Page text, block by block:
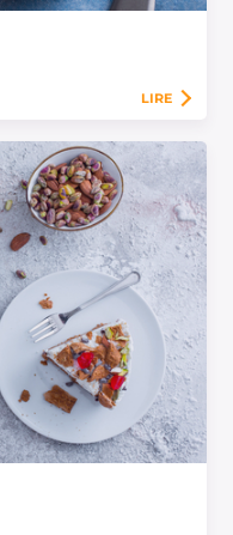
LIRE